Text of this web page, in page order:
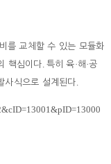
를 교체할 수 있는 모듈화
핵심이다. 특히 육·해 ·공
사식으로 설계된다.